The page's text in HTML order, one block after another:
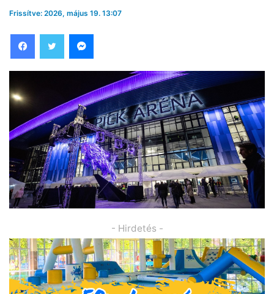
Frissítve: 2026, május 19. 13:07
- Hirdetés -